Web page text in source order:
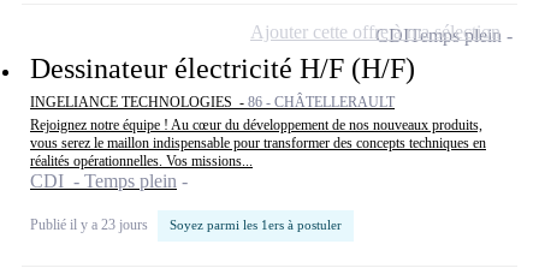
Dessinateur électricité H/F (H/F)
INGELIANCE TECHNOLOGIES - 86 - CHÂTELLERAULT
Rejoignez notre équipe ! Au cœur du développement de nos nouveaux produits,
vous serez le maillon indispensable pour transformer des concepts techniques en
réalités opérationnelles. Vos missions...
CDI - Temps plein
Publié il y a 23 jours Soyez parmi les 1ers à postuler
CDITemps plein
Ajouter cette offre à ma sélection